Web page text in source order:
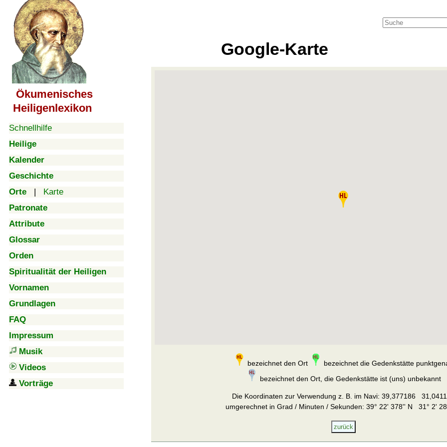
Ökumenisches
Heiligenlexikon
Schnellhilfe
Heilige
Kalender
Geschichte
Orte | Karte
Patronate
Attribute
Glossar
Orden
Spiritualität der Heiligen
Vornamen
Grundlagen
FAQ
Impressum
Musik
Videos
Vorträge
Google-Karte
bezeichnet den Ort
bezeichnet die Gedenkstätte
bezeichnet den Ort, die Gedenkstätte ist (uns) unbekannt
Die Koordinaten zur Verwendung z. B. im Navi: 39,377186
umgerechnet in Grad / Minuten / Sekunden: 39° 22' 378'' N 31° 2'